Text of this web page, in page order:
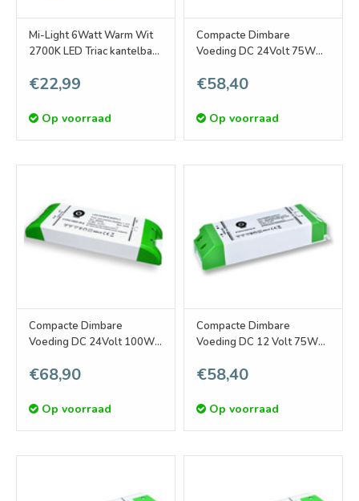
Mi-Light 6Watt Warm Wit
2700K LED Triac kantelbare
€22,99
Op voorraad
Compacte Dimbare
Voeding DC 24Volt 75W
€58,40
Op voorraad
Compacte Dimbare
Voeding DC 24Volt 100W
€68,90
Op voorraad
Compacte Dimbare
Voeding DC 12 Volt 75W
€58,40
Op voorraad